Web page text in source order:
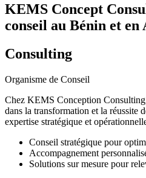
KEMS Concept
conseil au Bénin et en
Consulting
Organisme de Conseil
Chez KEMS Conception
dans la transformation et la réussite
expertise stratégique et
Conseil stratégique pour
Accompagnement
Solutions sur mesure pour